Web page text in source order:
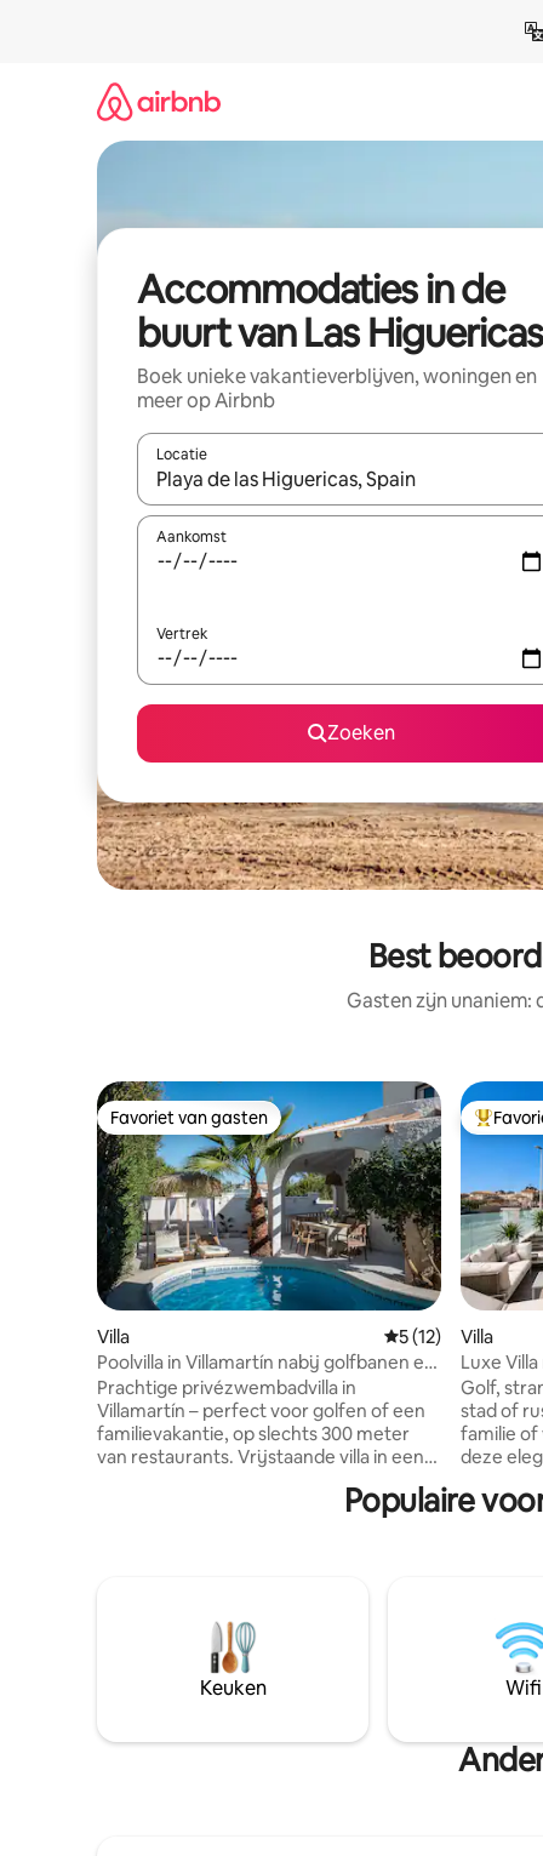
Accommodaties in de
buurt van Las Higuericas
Boek unieke vakantieverblijven, woningen en
meer op Airbnb
Locatie
Wanneer er resultaten beschikbaar zijn, maak
Aankomst
Vertrek
Zoeken
Best
Gasten zijn
Favoriet van gasten
Favoriet van gasten
Villa Gemiddelde
5 (12)
Poolvilla in Villamartín nabij golfbanen en
La Zenia
Prachtige privézwembadvilla in
Villamartín – perfect voor golfen of een
familievakantie, op slechts 300 meter
van restaurants. Vrijstaande villa in een
badkamers is het huis ideaal voor
koppels, gezinnen of golftrips met
slechts 4 minuten lopen liggen.
Verschillende populaire golfbanen op
minder dan 5 minuten. De stranden van
La Zenia en Playa Flamenca liggen op
km.
Villa
Luxe
Golf,
stad of
familie of
deze
aan
waar je
de stad
bieden
Populaire
Keuken Wifi